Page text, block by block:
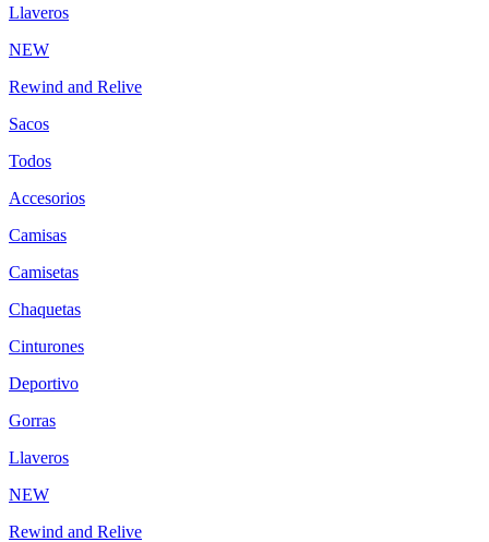
Llaveros
NEW
Rewind and Relive
Sacos
Todos
Accesorios
Camisas
Camisetas
Chaquetas
Cinturones
Deportivo
Gorras
Llaveros
NEW
Rewind and Relive